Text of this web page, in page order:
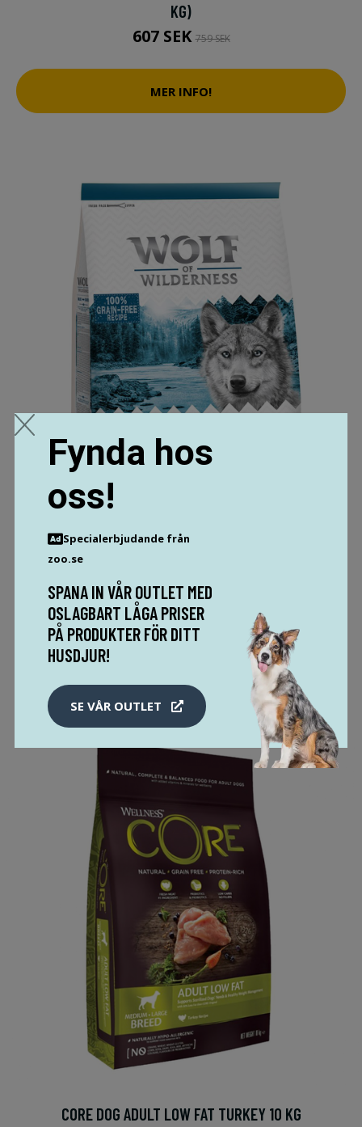
KG)
607 SEK759 SEK
MER INFO!
WOLF OF WILDERNESS BLUE RIVER - SALMON - 1 KG
67 SEK
MER INFO!
CORE DOG ADULT LOW FAT TURKEY 10 KG
Fynda hos
oss!
Specialerbjudande från
zoo.se
SPANA IN VÅR OUTLET MED
OSLAGBART LÅGA PRISER
PÅ PRODUKTER FÖR DITT
HUSDJUR!
SE VÅR OUTLET